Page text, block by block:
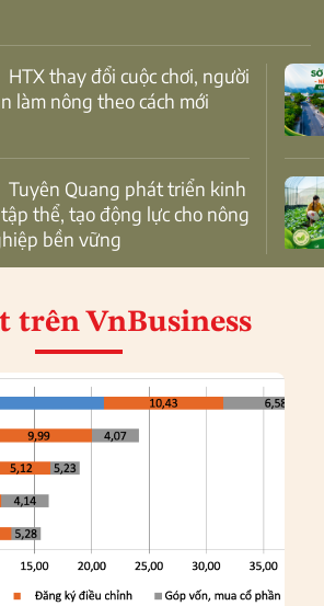
làm nông theo cách mới
thể, tạo động lực cho nông
bền vững
trên VnBusiness